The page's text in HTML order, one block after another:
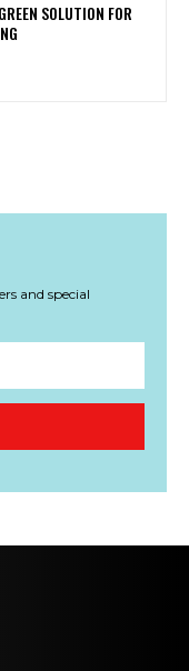
SOLUTION FOR
and special